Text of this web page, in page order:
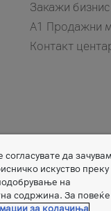
Закажи
A1 Продажни
Контакт
да
искуство преку
на
содржина. За повеќе
за колачиња